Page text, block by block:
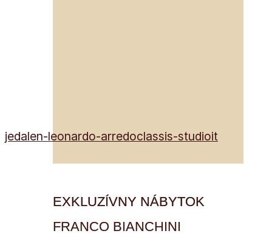
EXKLUZÍVNY NÁBYTOK
FRANCO BIANCHINI
jedalen-leonardo-arredoclassis-studioit